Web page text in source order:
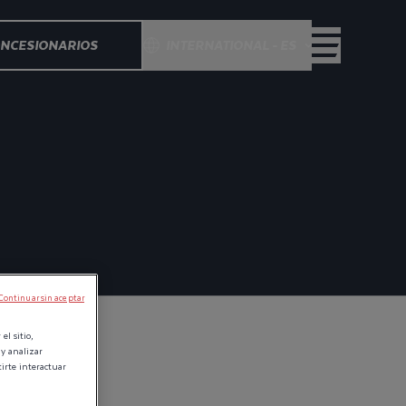
el sitio,
analizar
interactuar
sin aceptar